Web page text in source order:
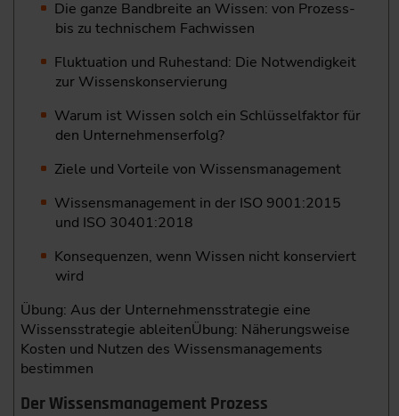
Die ganze Bandbreite an Wissen: von Prozess-
bis zu technischem Fachwissen
Fluktuation und Ruhestand: Die Notwendigkeit
zur Wissenskonservierung
Warum ist Wissen solch ein Schlüsselfaktor für
den Unternehmenserfolg?
Ziele und Vorteile von Wissensmanagement
Wissensmanagement in der ISO 9001:2015
und ISO 30401:2018
Konsequenzen, wenn Wissen nicht konserviert
wird
Übung: Aus der Unternehmensstrategie eine
Wissensstrategie ableitenÜbung: Näherungsweise
Kosten und Nutzen des Wissensmanagements
bestimmen
Der Wissensmanagement Prozess